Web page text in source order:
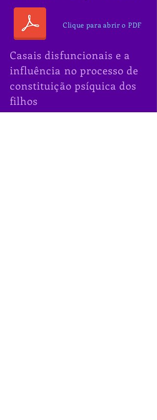
Clique para abrir o PDF
Casais disfuncionais e a
influência no processo de
constituição psíquica dos
filhos